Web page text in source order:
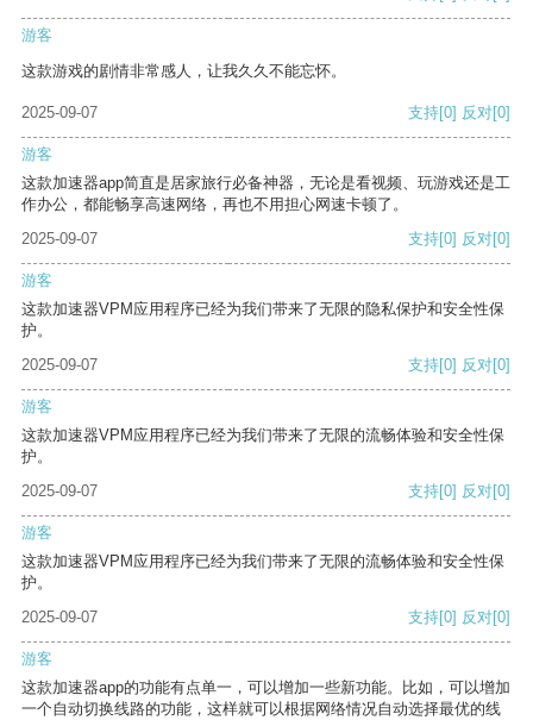
游客
这款游戏的剧情非常感人，让我久久不能忘怀。
2025-09-07 支持[0] 反对[0]
游客
这款加速器app简直是居家旅行必备神器，无论是看视频、玩游戏还是工
作办公，都能畅享高速网络，再也不用担心网速卡顿了。
2025-09-07
支持[0] 反对[0]
游客
这款加速器VPM应用程序已经为我们带来了无限的隐私保护和安全性保
护。
2025-09-07
支持[0] 反对[0]
游客
这款加速器VPM应用程序已经为我们带来了无限的流畅体验和安全性保
护。
2025-09-07
支持[0] 反对[0]
游客
这款加速器VPM应用程序已经为我们带来了无限的流畅体验和安全性保
护。
2025-09-07
支持[0] 反对[0]
游客
这款加速器app的功能有点单一，可以增加一些新功能。比如，可以增加
一个自动切换线路的功能，这样就可以根据网络情况自动选择最优的线